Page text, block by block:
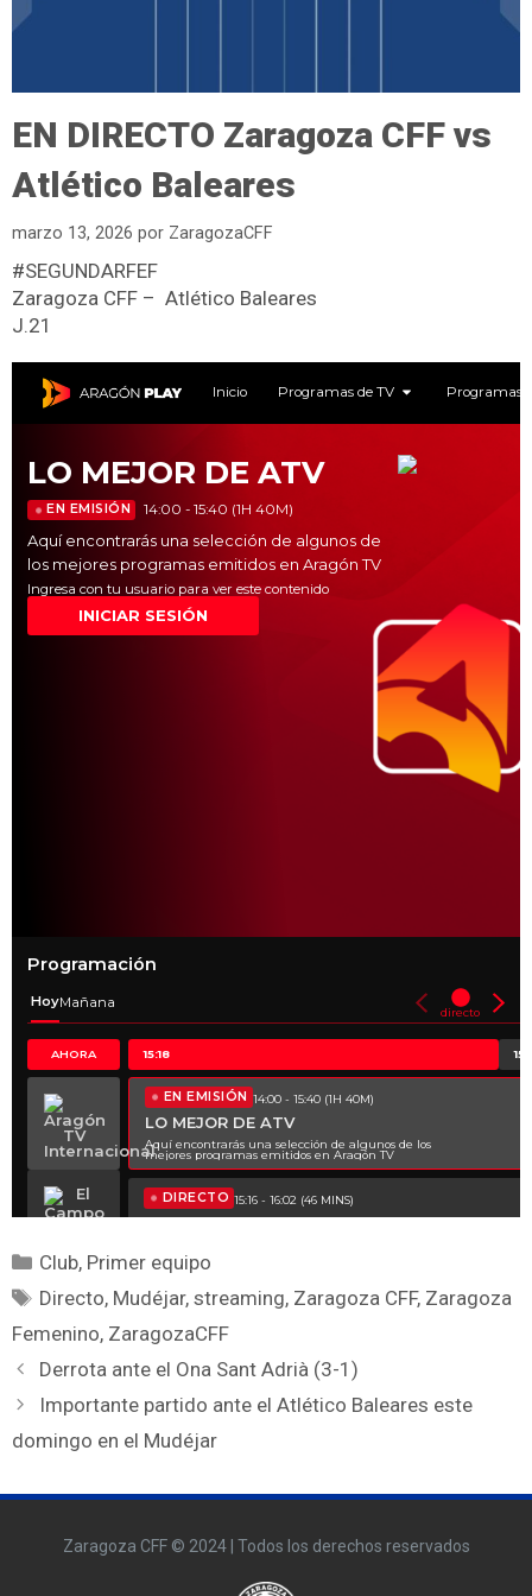
EN DIRECTO Zaragoza CFF vs
Atlético Baleares
marzo 13, 2026 por ZaragozaCFF
#SEGUNDARFEF
Zaragoza CFF – Atlético Baleares
J.21
Club, Primer equipo
Directo, Mudéjar,streaming, Zaragoza CFF, Zaragoza
Femenino, ZaragozaCFF
Derrota ante el Ona Sant Adrià (3-1)
Importante partido ante el Atlético Baleares este
domingo en el Mudéjar
Zaragoza CFF © 2024 | Todos los derechos reservados